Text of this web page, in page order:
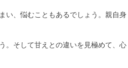
い、悩むこともあるでしょう。親自身
。そして甘えとの違いを見極めて、心